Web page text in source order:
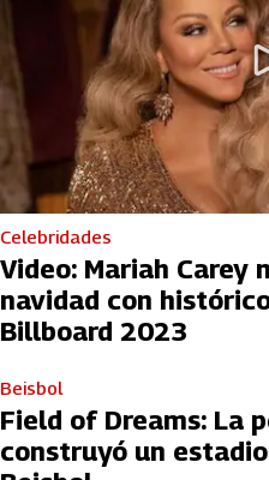
Celebridades
Video: Mariah Carey
navidad con
Billboard 2023
Beisbol
Field of Dreams: La
construyó un